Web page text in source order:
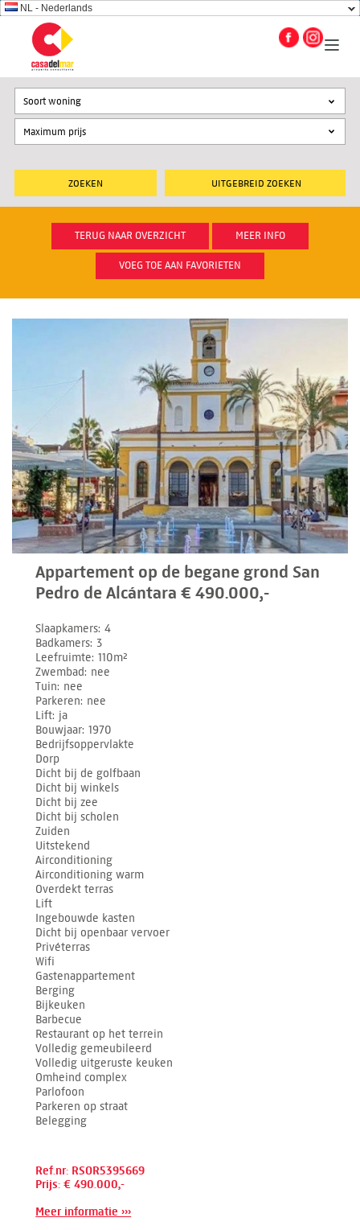
NL - Nederlands
UITGEBREID ZOEKEN
Soort woning
TERUG NAAR OVERZICHT MEER INFO
VOEG TOE AAN FAVORIETEN
Appartement op de begane grond San
Pedro de Alcántara € 490.000,-
Slaapkamers 4
Badkamers 3
Leefruimte 110m²
Zwembad nee
Tuin nee
Parkeren nee
Lift ja
Bouwjaar 1970
Bedrijfsoppervlakte
Dorp
Dicht bij de golfbaan
Dicht bij winkels
Dicht bij zee
Dicht bij scholen
Zuiden
Uitstekend
Airconditioning
Airconditioning warm
Overdekt terras
Lift
Ingebouwde kasten
Dicht bij openbaar vervoer
Privéterras
Wifi
Gastenappartement
Berging
Bijkeuken
Barbecue
Restaurant op het terrein
Volledig gemeubileerd
Volledig uitgeruste keuken
Omheind complex
Parlofoon
Parkeren op straat
Belegging
Ref.nr: RSOR5395669
Prijs: € 490.000,-
Meer informatie ›››